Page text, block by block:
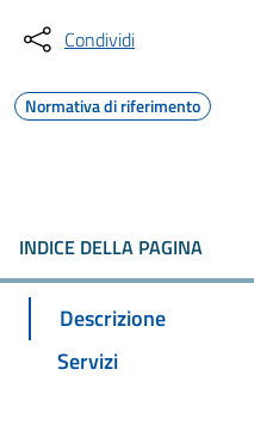
Condividi
Normativa di riferimento
INDICE DELLA PAGINA
Descrizione
Servizi